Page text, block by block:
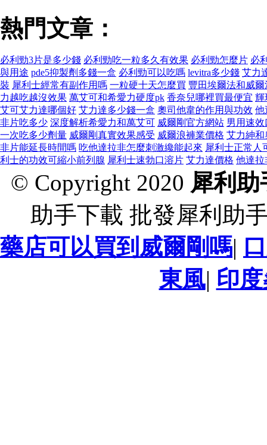
熱門文章：
必利勁3片是多少錢 必利勁吃一粒多久有效果 必利勁怎麼片 必
與用途 pde5抑製劑多錢一盒 必利勁可以吃嗎 levitra多少錢 艾力
裝 犀利士經常有副作用嗎 一粒硬十天怎麼買 豐田埃爾法和威
力越吃越沒效果 萬艾可和希愛力硬度pk 香奈兒哪裡買最便宜 輝
艾可艾力達哪個好 艾力達多少錢一盒 奧司他韋的作用與功效 他
非片吃多少 深度解析希愛力和萬艾可 威爾剛官方網站 男用速
一次吃多少劑量 威爾剛真實效果感受 威爾浪褲業價格 艾力紳和
非片能延長時間嗎 吃他達拉非怎麼刺激纔能起來 犀利士正常人
利士的功效可縮小前列腺 犀利士速勃口溶片 艾力達價格 他達拉
© Copyright 2020 犀利
助手下載 批發犀利助
藥店可以買到威爾剛嗎|
東風| 印